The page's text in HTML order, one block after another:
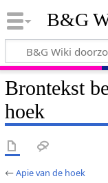
B&G
Brontekst
hoek
←Apie van de hoek